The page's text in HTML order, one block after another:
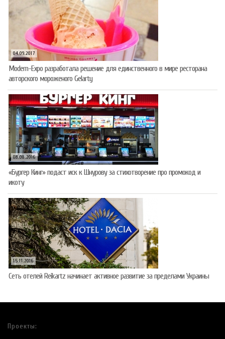
04.09.2017
Modern-Expo разработала решение для единственного в мире ресторана
авторского мороженого Gelarty
08.08.2016
«Бургер Кинг» подаст иск к Шнурову за стихотворение про промокод и
икоту
15.11.2016
Сеть отелей Reikartz начинает активное развитие за пределами Украины
Проекты: